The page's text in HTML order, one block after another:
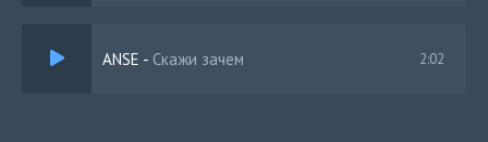
ANSE - Скажи зачем 2:02